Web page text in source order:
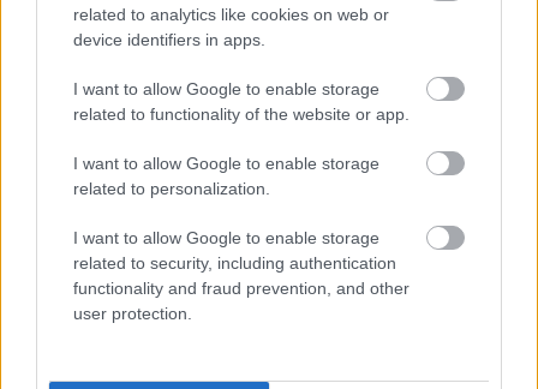
related to analytics like cookies on web or
device identifiers in apps.
I want to allow Google to enable storage
related to functionality of the website or app.
I want to allow Google to enable storage
related to personalization.
I want to allow Google to enable storage
related to security, including authentication
functionality and fraud prevention, and other
user protection.
05/08/2026